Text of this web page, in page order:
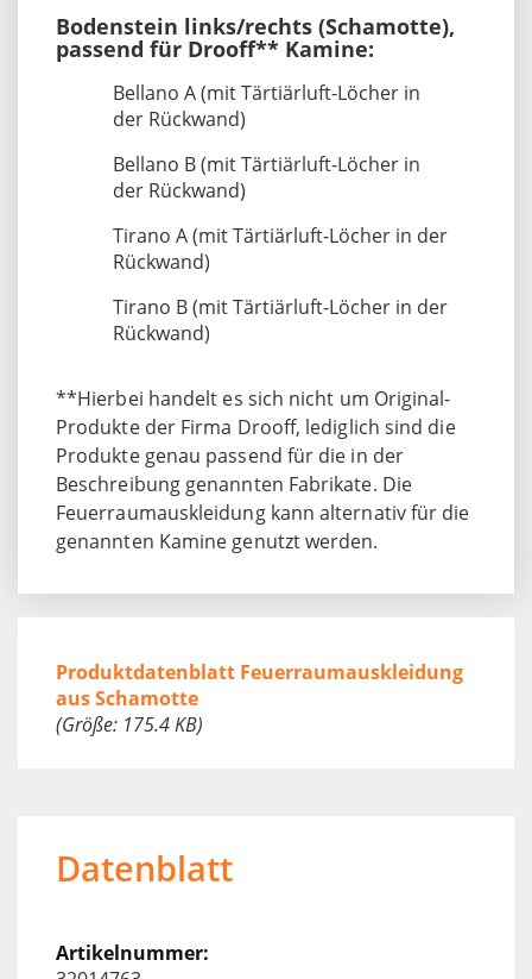
Bodenstein links/rechts (Schamotte),
passend für Drooff** Kamine:
Bellano A (mit Tärtiärluft-Löcher in
der Rückwand)
Bellano B (mit Tärtiärluft-Löcher in
der Rückwand)
Tirano A (mit Tärtiärluft-Löcher in der
Rückwand)
Tirano B (mit Tärtiärluft-Löcher in der
Rückwand)
**Hierbei handelt es sich nicht um Original-
Produkte der Firma Drooff, lediglich sind die
Produkte genau passend für die in der
Beschreibung genannten Fabrikate. Die
Feuerraumauskleidung kann alternativ für die
genannten Kamine genutzt werden.
Produktdatenblatt Feuerraumauskleidung
aus Schamotte
(Größe: 175.4 KB)
Datenblatt